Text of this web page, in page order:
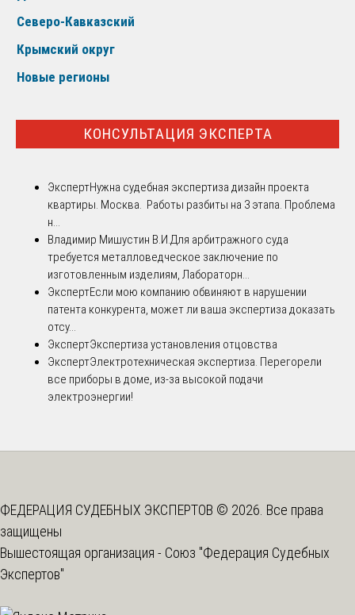
Северо-Кавказский
Крымский округ
Новые регионы
КОНСУЛЬТАЦИЯ ЭКСПЕРТА
ЭкспертНужна судебная экспертиза дизайн проекта
квартиры. Москва. Работы разбиты на 3 этапа. Проблема
н...
Владимир Мишустин В.И. Для арбитражного суда
требуется металловедческое заключение по
изготовленным изделиям, Лабораторн...
ЭкспертЕсли мою компанию обвиняют в нарушении
патента конкурента, может ли ваша экспертиза доказать
отсу...
ЭкспертЭкспертиза установления отцовства
ЭкспертЭлектротехническая экспертиза. Перегорели
все приборы в доме, из-за высокой подачи
электроэнергии!
ФЕДЕРАЦИЯ СУДЕБНЫХ ЭКСПЕРТОВ © 2026. Все права
защищены
Вышестоящая организация - Союз "Федерация Судебных
Экспертов"